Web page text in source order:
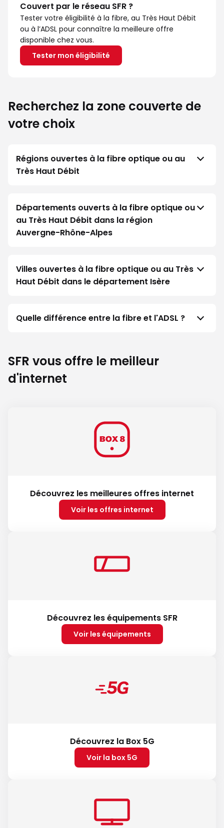
Couvert par le réseau SFR ?
Tester votre éligibilité à la fibre, au Très Haut Débit
ou à l’ADSL pour connaître la meilleure offre
disponible chez vous.
Tester mon éligibilité
Recherchez la zone couverte de
votre choix
Régions ouvertes à la fibre optique ou au
Très Haut Débit
Départements ouverts à la fibre optique ou
au Très Haut Débit dans la région
Auvergne-Rhône-Alpes
Villes ouvertes à la fibre optique ou au Très
Haut Débit dans le département Isère
Quelle différence entre la fibre et l'ADSL ?
SFR vous offre le meilleur
d'internet
Découvrez les meilleures offres internet
Voir les offres internet
Découvrez les équipements SFR
Voir les équipements
Découvrez la Box 5G
Voir la box 5G